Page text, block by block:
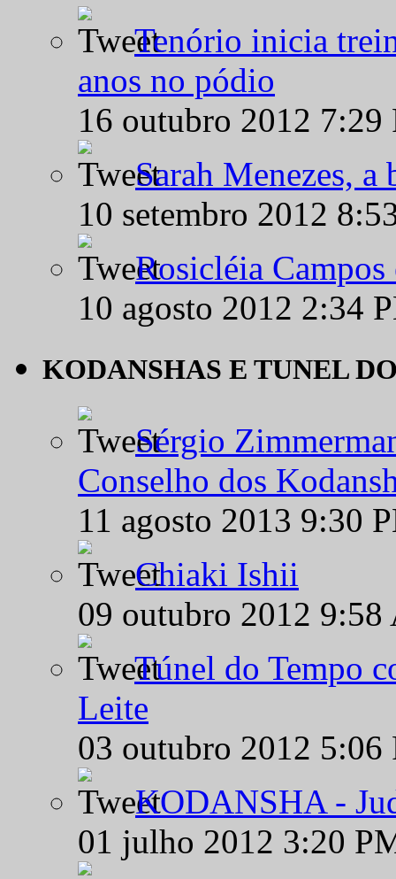
Tenório inicia
anos no pódio
16 outubro 2012
Sarah Menezes,
10 setembro 2012
Rosicléia
10 agosto 2012 2:34
KODANSHAS E TUNEL
Sérgio
Conselho dos
11 agosto 2013 9:30
Chiaki Ishii
09 outubro 2012
Túnel do Tempo
Leite
03 outubro 2012
KODANSHA -
01 julho 2012 3:20